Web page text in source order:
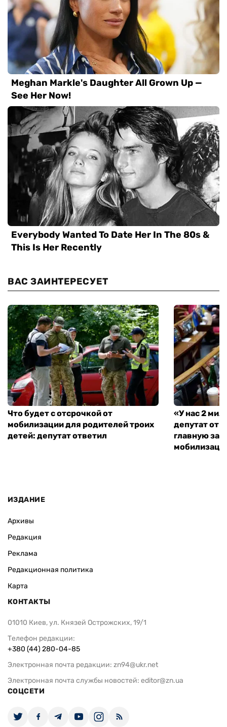
ВАС ЗАИНТЕРЕСУЕТ
Что будет с отсрочкой от
мобилизации для родителей троих
детей: депутат ответил
«У нас 2
депутат от
главную
ИЗДАНИЕ
Архивы
Редакция
Реклама
Редакционная политика
Карта
КОНТАКТЫ
01010 Киев, ул. Князей Острожских, 19/1
Телефон редакции:
+380 (44) 280-04-85
Электронная почта редакции: zn94@ukr.net
Электронная почта службы новостей: editor@zn.ua
СОЦСЕТИ